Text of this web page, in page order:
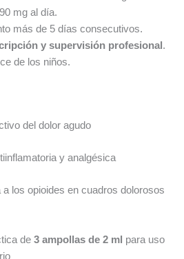
mg al día.
más de 5 días consecutivos.
y supervisión profesional .
de los niños.
del dolor agudo
y analgésica
los opioides en cuadros dolorosos
de 3 ampollas de 2 ml para uso